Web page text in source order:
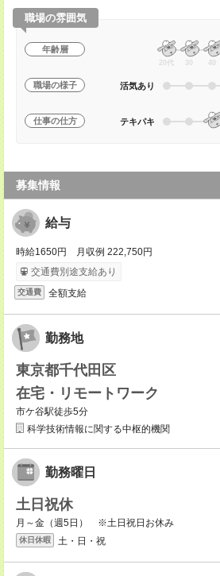
職場の雰囲気
年齢層
20代 30 40
職場の様子 活気あり
仕事の仕方 テキパキ
募集情報
給与
時給1650円 月収例 222,750円
交通費別途支給あり
交通費 全額支給
勤務地
東京都千代田区
在宅・リモートワーク
市ケ谷駅徒歩5分
科学技術情報に関する中枢的機関
勤務曜日
土日祝休
月～金（週5日） ※土日祝日お休み
休日休暇 土・日・祝